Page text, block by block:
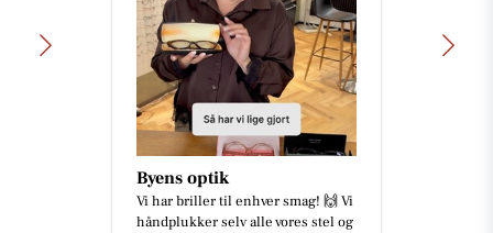
Byens optik
Vi har briller til enhver smag! 🙌 Vi
håndplukker selv alle vores stel og